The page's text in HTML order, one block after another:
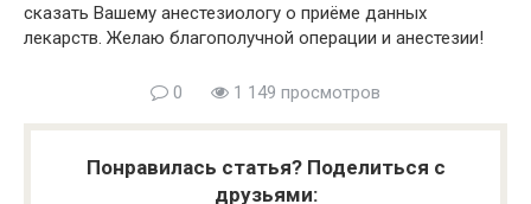
сказать Вашему анестезиологу о приёме данных
лекарств. Желаю благополучной операции и анестезии!
0 1 149 просмотров
Понравилась статья? Поделиться с
друзьями: